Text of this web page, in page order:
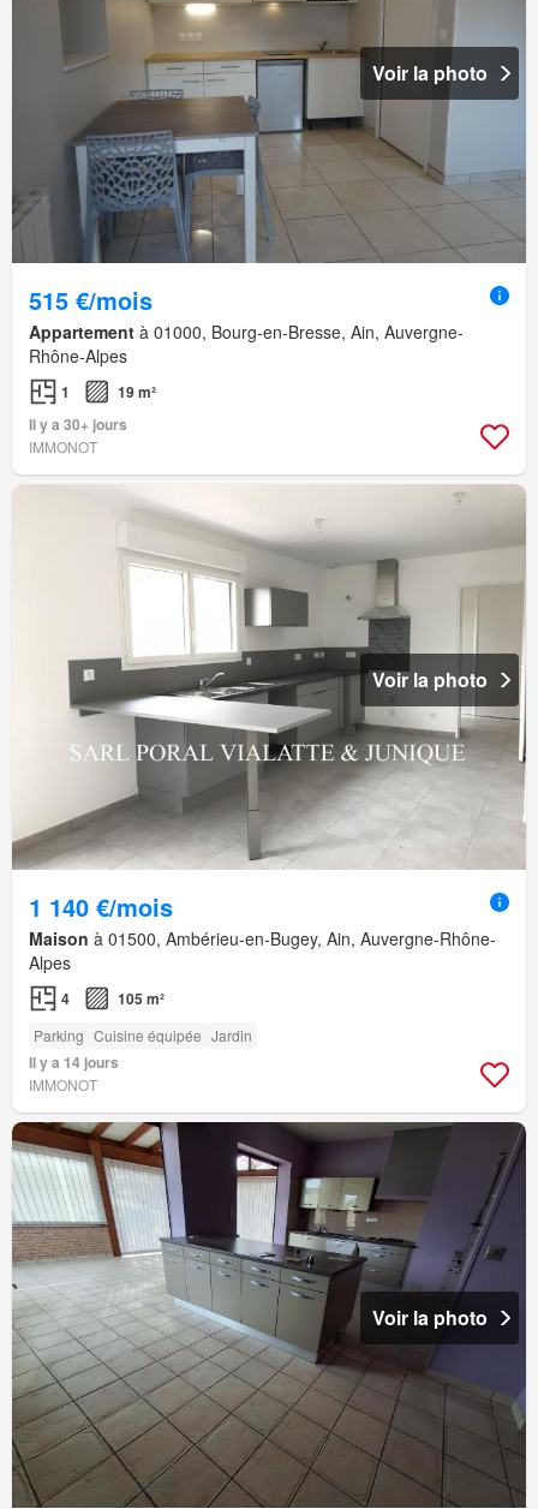
Voir la photo
515 €/mois
Appartement à 01000, Bourg-en-Bresse, Ain, Auvergne-
Rhône-Alpes
1
19 m²
Il y a 30+ jours
IMMONOT
Voir la photo
1 140 €/mois
Maison à 01500, Ambérieu-en-Bugey, Ain, Auvergne-Rhône-
Alpes
4 105 m²
Parking Cuisine équipée Jardin
Il y a 14 jours
IMMONOT
Voir la photo